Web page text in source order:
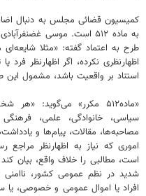
به ماده ۵۱۲ است. موسی
طرح به اعتماد گفته: «مثلا
اظهارنظری نکرده، اگر اظهارنظر
استناد بر واقعیت باشد، مشمول
«ماده۵۱۲ مکرر» می‌گوید:
سیاسی، خانوادگی، علمی،
مصاحبه‌ها، مقالات، پیام‌ها و
اموری که نیاز به اظهارنظر
است، مطالبی را خلاف واقع، بیان
شدید در نظم عمومی کشور،
افراد یا اموال عمومی و خصوصی،